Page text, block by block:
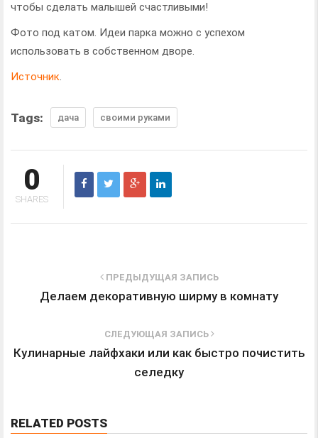
чтобы сделать малышей счастливыми!
Фото под катом. Идеи парка можно с успехом
использовать в собственном дворе.
Источник.
Tags: дача своими руками
0
SHARES
ПРЕДЫДУЩАЯ ЗАПИСЬ
Делаем декоративную ширму в комнату
СЛЕДУЮЩАЯ ЗАПИСЬ
Кулинарные лайфхаки или как быстро почистить
селедку
RELATED POSTS